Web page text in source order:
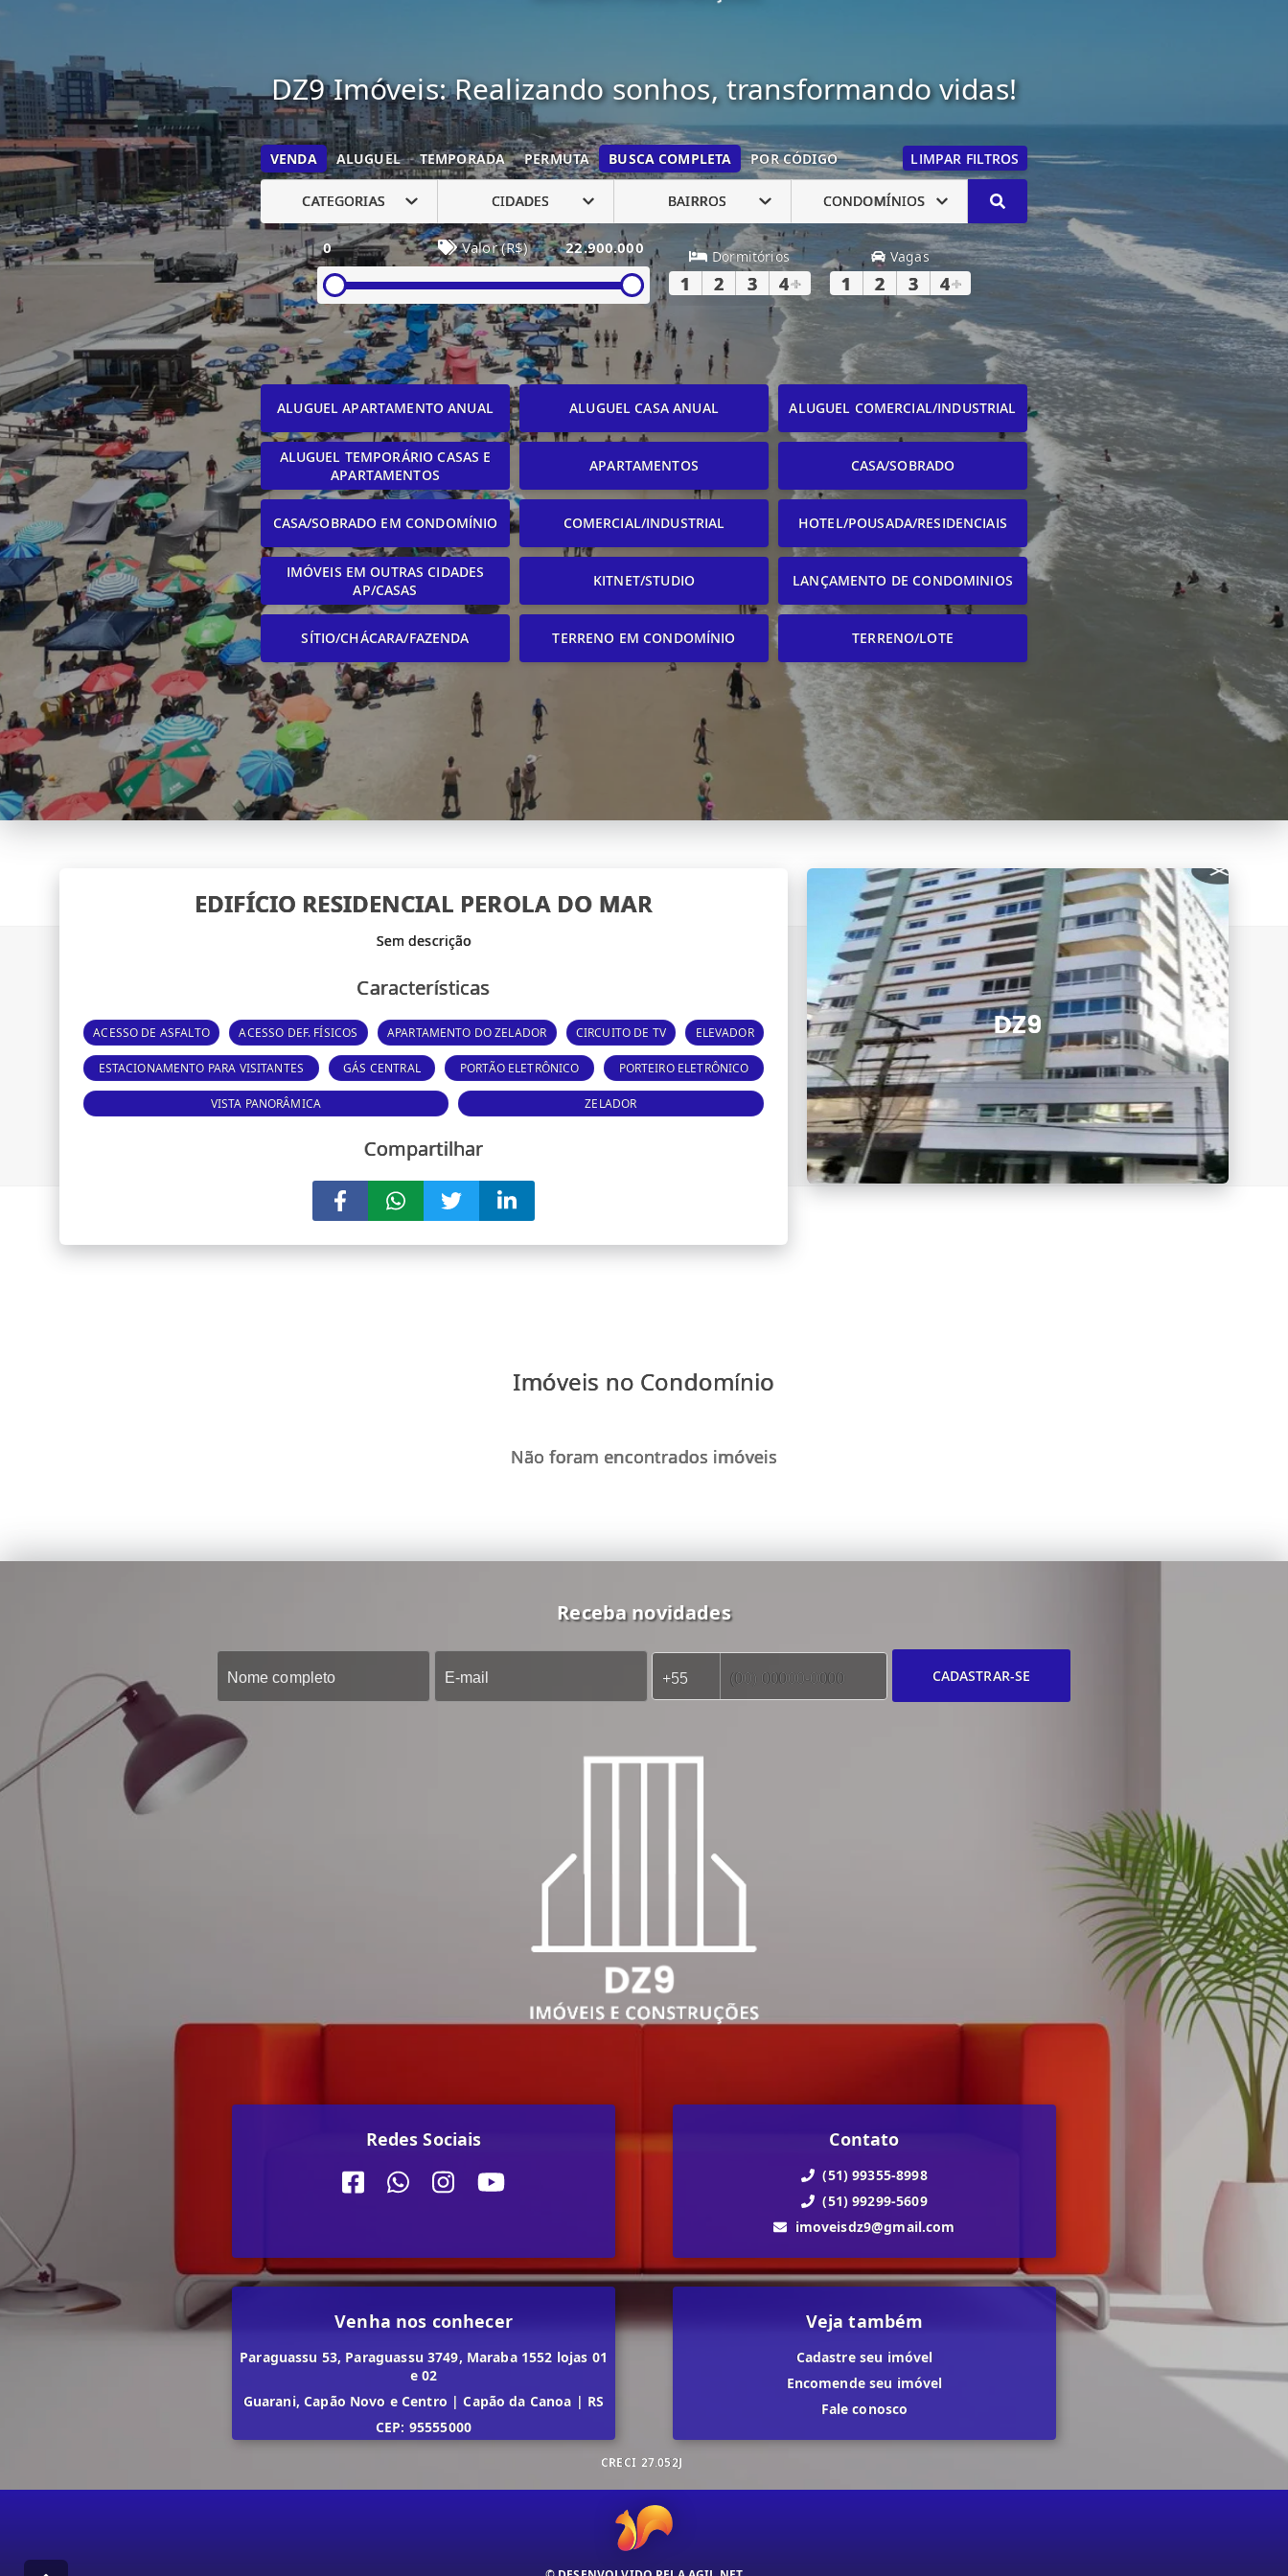
DZ9 Imóveis: Realizando sonhos, transformando vidas!
VENDA ALUGUEL TEMPORADA PERMUTA BUSCA COMPLETA POR CÓDIGO LIMPAR FILTROS
CATEGORIAS CIDADES BAIRROS CONDOMÍNIOS
0 Valor (R$) 22.900.000 Dormitórios
1 2 3 4+
Vagas
1 2 3 4+
ALUGUEL APARTAMENTO ANUAL ALUGUEL CASA ANUAL ALUGUEL COMERCIAL/INDUSTRIAL
ALUGUEL TEMPORÁRIO CASAS E
APARTAMENTOS
APARTAMENTOS CASA/SOBRADO
CASA/SOBRADO EM CONDOMÍNIO COMERCIAL/INDUSTRIAL HOTEL/POUSADA/RESIDENCIAIS
IMÓVEIS EM OUTRAS CIDADES
AP/CASAS
KITNET/STUDIO LANÇAMENTO DE CONDOMINIOS
SÍTIO/CHÁCARA/FAZENDA TERRENO EM CONDOMÍNIO TERRENO/LOTE
EDIFÍCIO RESIDENCIAL PEROLA DO MAR
Sem descrição
Características
ACESSO DE ASFALTO ACESSO DEF. FÍSICOS APARTAMENTO DO ZELADOR CIRCUITO DE TV ELEVADOR
ESTACIONAMENTO PARA VISITANTES GÁS CENTRAL PORTÃO ELETRÔNICO PORTEIRO ELETRÔNICO
VISTA PANORÂMICA ZELADOR
Compartilhar
Imóveis no Condomínio
Não foram encontrados imóveis
Receba novidades
CADASTRAR-SE
Redes Sociais Contato
(51) 99355-8998
(51) 99299-5609
imoveisdz9@gmail.com
Venha nos conhecer
Paraguassu 53, Paraguassu 3749, Maraba 1552 lojas 01
e 02
Guarani, Capão Novo e Centro | Capão da Canoa | RS
CEP: 95555000
Veja também
Cadastre seu imóvel
Encomende seu imóvel
Fale conosco
CRECI 27.052J